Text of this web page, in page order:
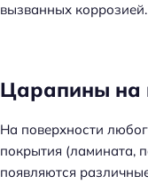
вызванных коррозией.
Царапины на
На поверхности
покрытия (ламината,
появляются